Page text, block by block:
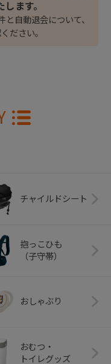
ます。
自動退会について、
ださい。
チャイルドシート
抱っこひも
（子守帯）
おしゃぶり
おむつ・
トイレグッズ